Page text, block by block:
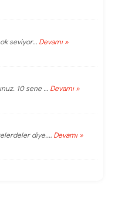
seviyor… Devamı »
10 sene … Devamı »
diye.… Devamı »